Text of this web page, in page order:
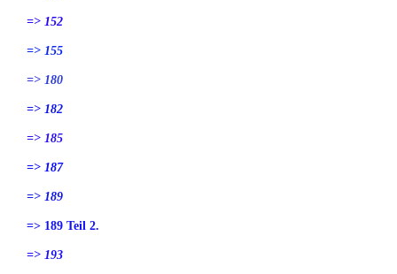
=> 152
=> 155
=> 180
=> 182
=> 185
=> 187
=> 189
=> 189 Teil 2.
=> 193